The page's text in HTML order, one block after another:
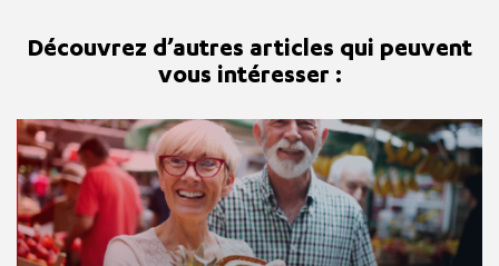
Découvrez d’autres articles qui peuvent
vous intéresser :